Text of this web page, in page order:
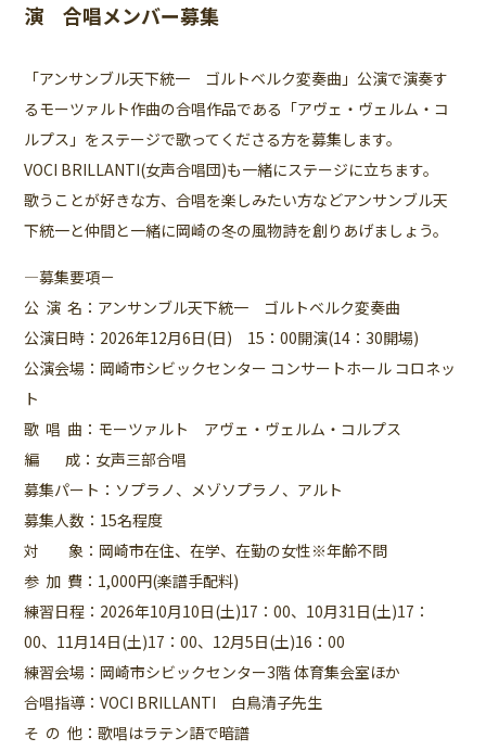
演 合唱メンバー募集
「アンサンブル天下統一 ゴルトベルク変奏曲」公演で演奏す
るモーツァルト作曲の合唱作品である「アヴェ・ヴェルム・コ
ルプス」をステージで歌ってくださる方を募集します。
VOCI BRILLANTI(女声合唱団)も一緒にステージに立ちます。
歌うことが好きな方、合唱を楽しみたい方などアンサンブル天
下統一と仲間と一緒に岡崎の冬の風物詩を創りあげましょう。
―募集要項－
公 演 名：アンサンブル天下統一 ゴルトベルク変奏曲
公演日時：2026年12月6日(日) 15：00開演(14：30開場)
公演会場：岡崎市シビックセンター コンサートホール コロネッ
ト
歌 唱 曲：モーツァルト アヴェ・ヴェルム・コルプス
編 成：女声三部合唱
募集パート：ソプラノ、メゾソプラノ、アルト
募集人数：15名程度
対 象：岡崎市在住、在学、在勤の女性※年齢不問
参 加 費：1,000円(楽譜手配料)
練習日程：2026年10月10日(土)17：00、10月31日(土)17：
00、11月14日(土)17：00、12月5日(土)16：00
練習会場：岡崎市シビックセンター3階 体育集会室ほか
合唱指導：VOCI BRILLANTI 白鳥清子先生
そ の 他：歌唱はラテン語で暗譜